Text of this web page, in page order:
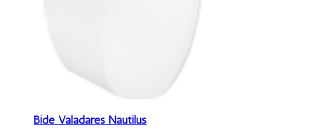
Bidé Valadares Nautilus